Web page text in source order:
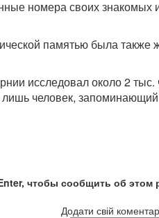
номера своих
памятью была
исследовал около 2
человек,
чтобы сообщить об этом
Додати свій